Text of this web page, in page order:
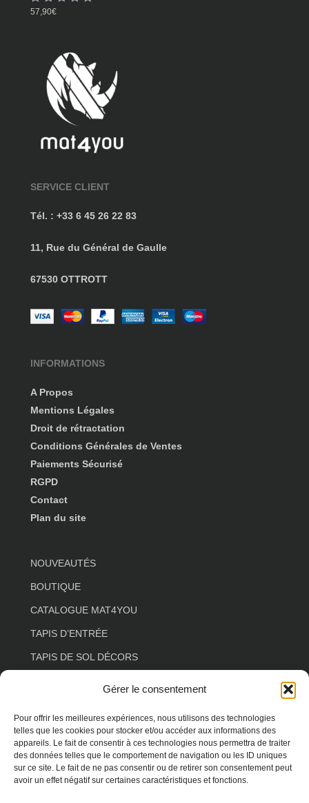
Gérer le consentement
Pour offrir les meilleures expériences, nous utilisons des technologies
telles que les cookies pour stocker et/ou accéder aux informations des
appareils. Le fait de consentir à ces technologies nous permettra de traiter
des données telles que le comportement de navigation ou les ID uniques
sur ce site. Le fait de ne pas consentir ou de retirer son consentement peut
avoir un effet négatif sur certaines caractéristiques et fonctions.
Note
sur 5
57,90€
SERVICE CLIENT
Tél. : +33 6 45 26 22 83
11, Rue du Général de Gaulle
67530 OTTROTT
INFORMATIONS
A Propos
Mentions Légales
Droit de rétractation
Conditions Générales de Ventes
Paiements Sécurisé
RGPD
Contact
Plan du site
NOUVEAUTÉS
BOUTIQUE
CATALOGUE MAT4YOU
TAPIS D’ENTRÉE
TAPIS DE SOL DÉCORS
TAPIS DE SOL SALON
TAPIS DE SOL FLORAL
TAPIS DE SOL FORME SPÉCIALE